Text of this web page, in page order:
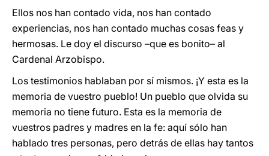
Ellos nos han contado vida, nos han contado
experiencias, nos han contado muchas cosas feas y
hermosas. Le doy el discurso –que es bonito– al
Cardenal Arzobispo.
Los testimonios hablaban por sí mismos. ¡Y esta es la
memoria de vuestro pueblo! Un pueblo que olvida su
memoria no tiene futuro. Esta es la memoria de
vuestros padres y madres en la fe: aquí sólo han
hablado tres personas, pero detrás de ellas hay tantos